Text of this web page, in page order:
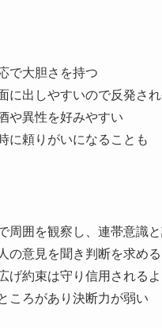
で大胆さを持つ
に出しやすいので反発され
や異性を好みやすい
に頼りがいになることも
周囲を観察し、連帯意識と
の意見を聞き判断を求める
げ約束は守り信用される
ころがあり決断力が弱い